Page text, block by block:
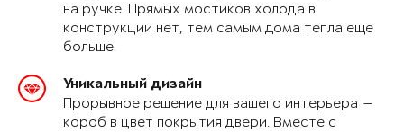
на ручке. Прямых мостиков холода в
конструкции нет, тем самым дома тепла еще
больше!
Уникальный дизайн
Прорывное решение для вашего интерьера —
короб в цвет покрытия двери. Вместе с